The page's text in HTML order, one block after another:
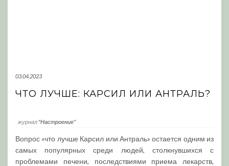
03.04.2023
ЧТО ЛУЧШЕ: КАРСИЛ ИЛИ АНТРАЛЬ?
журнал "Настроение"
Вопрос «что лучше Карсил или Антраль» остается одним из
самых популярных среди людей, столкнувшихся с
проблемами печени, последствиями приема лекарств,